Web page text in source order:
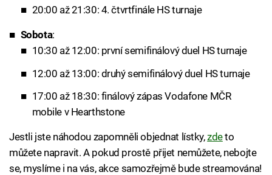
20:00 až 21:30: 4. čtvrtfinále HS turnaje
Sobota:
10:30 až 12:00: první semifinálový duel HS turnaje
12:00 až 13:00: druhý semifinálový duel HS turnaje
17:00 až 18:30: finálový zápas Vodafone MČR
mobile v Hearthstone
Jestli jste náhodou zapomněli objednat lístky,zdeto
můžete napravit. A pokud prostě přijet nemůžete, nebojte
se, myslíme i na vás, akce samozřejmě bude streamována!